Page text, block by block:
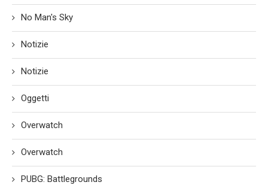
No Man's Sky
Notizie
Notizie
Oggetti
Overwatch
Overwatch
PUBG: Battlegrounds